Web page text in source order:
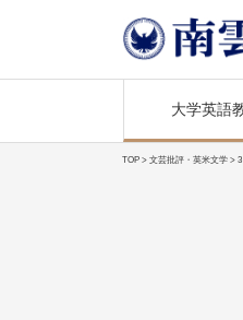
大学英語
TOP > 文芸批評・英米文学 >